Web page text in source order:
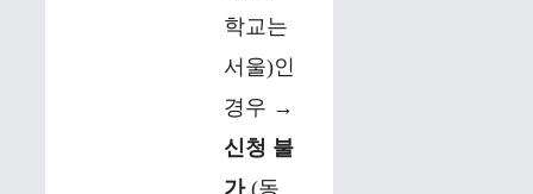
학교는
서울)인
경우 →
신청 불
가(동